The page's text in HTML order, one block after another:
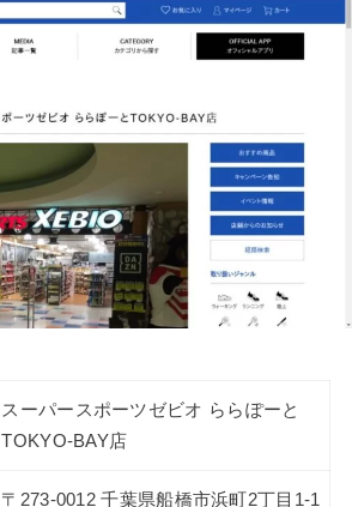
スーパースポーツゼビオ ららぽーと
TOKYO-BAY店
〒273-0012 千葉県船橋市浜町2丁目1-1